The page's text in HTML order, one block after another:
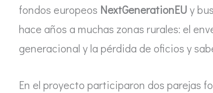
fondos europeos NextGenerationEU y
hace años a muchas zonas rurales: el
generacional y la pérdida de oficios y
En el proyecto participaron dos parejas